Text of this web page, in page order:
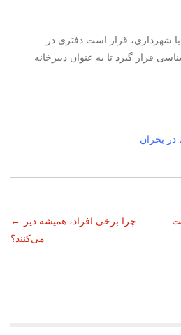
شهرداری، قرار است دفتری در
قرار گیرد تا به عنوان دبیرخانه
در بحران
←
چرا برخی افراد، همیشه دیر
می‌کنند؟